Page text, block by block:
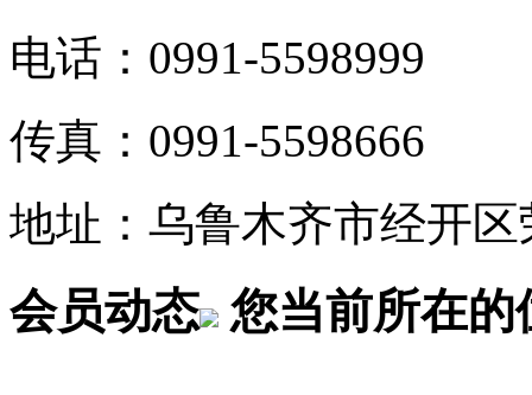
电话：0991-5598999
传真：0991-5598666
地址：乌鲁木齐市经开
会员动态 您当前所在的